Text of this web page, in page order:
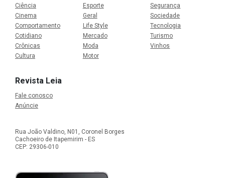
Ciência
Cinema
Comportamento
Cotidiano
Crônicas
Cultura
Esporte
Geral
Life Style
Mercado
Moda
Motor
Segurança
Sociedade
Tecnologia
Turismo
Vinhos
Revista Leia
Fale conosco
Anúncie
Rua João Valdino, N01, Coronel Borges
Cachoeiro de Itapemirim - ES
CEP: 29306-010